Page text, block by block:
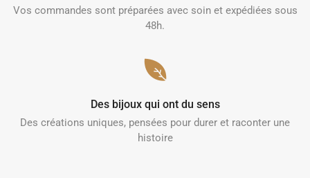
Vos commandes sont préparées avec soin et expédiées sous
48h.
Des bijoux qui ont du sens
Des créations uniques, pensées pour durer et raconter une
histoire